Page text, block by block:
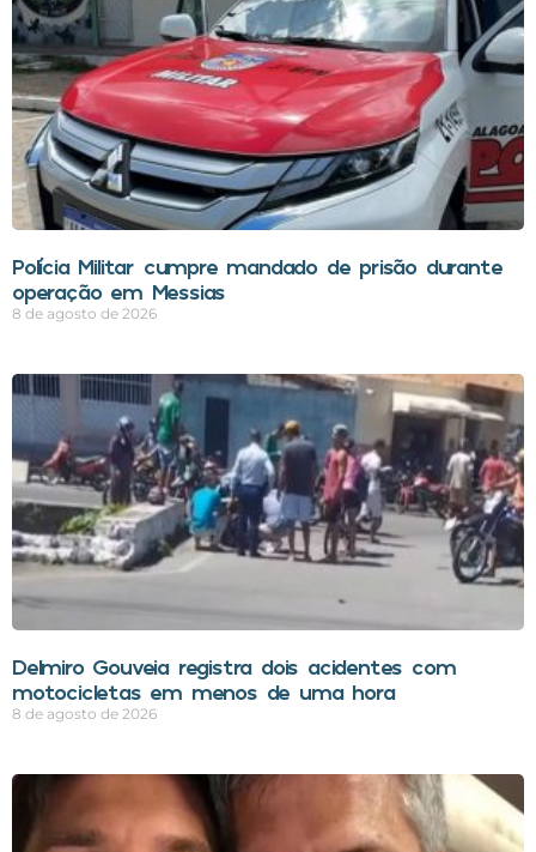
Polícia Militar cumpre mandado de prisão durante
operação em Messias
8 de agosto de 2026
Delmiro Gouveia registra dois acidentes com
motocicletas em menos de uma hora
8 de agosto de 2026